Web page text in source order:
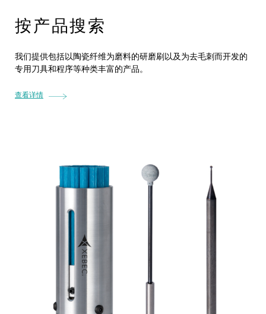
按产品搜索
我们提供包括以陶瓷纤维为磨料的研磨刷以及为去毛刺而开发的
专用刀具和程序等种类丰富的产品。
查看详情